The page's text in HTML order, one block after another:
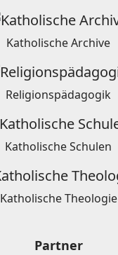
Katholische Archive
Religionspädagogik
Katholische Schulen
Katholische Theologie
Partner